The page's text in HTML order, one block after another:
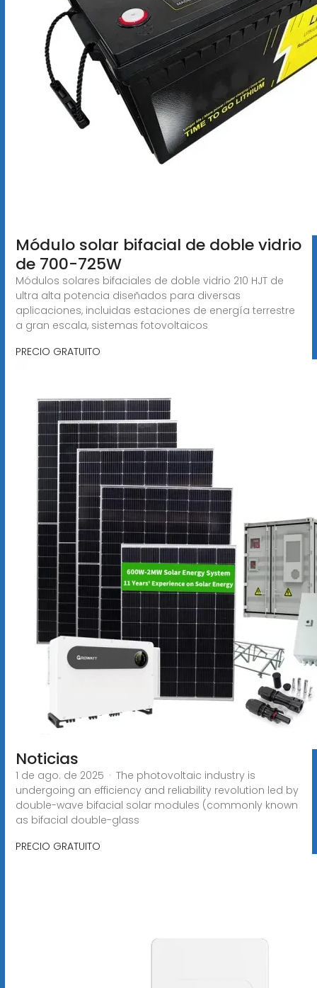
Módulo solar bifacial de doble vidrio
de 700-725W
Módulos solares bifaciales de doble vidrio 210 HJT de
ultra alta potencia diseñados para diversas
aplicaciones, incluidas estaciones de energía terrestre
a gran escala, sistemas fotovoltaicos
PRECIO GRATUITO
Noticias
1 de ago. de 2025 · The photovoltaic industry is
undergoing an efficiency and reliability revolution led by
double-wave bifacial solar modules (commonly known
as bifacial double-glass
PRECIO GRATUITO